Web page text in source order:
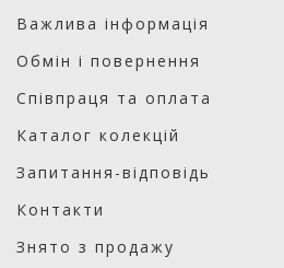
Важлива інформація
Обмін і повернення
Співпраця та оплата
Каталог колекцій
Запитання-відповідь
Контакти
Знято з продажу